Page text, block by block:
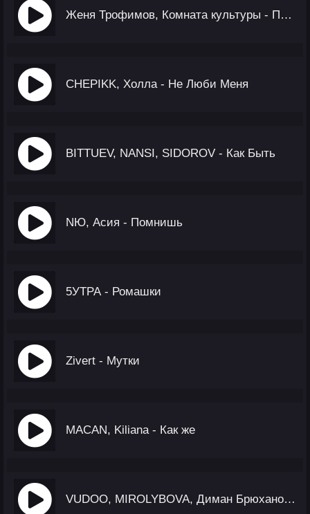
Женя Трофимов, Комната культуры - Привет
CHEPIKK, Холла - Не Люби Меня
BITTUEV, NANSI, SIDOROV - Как Быть
NЮ, Асия - Помнишь
5УТРА - Ромашки
Zivert - Мутки
MACAN, Kiliana - Как же
VUDOO, MIROLYBOVA, Диман Брюханов - Красавица